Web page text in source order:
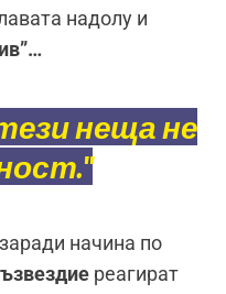
надолу и
неща не
начина по
реагират